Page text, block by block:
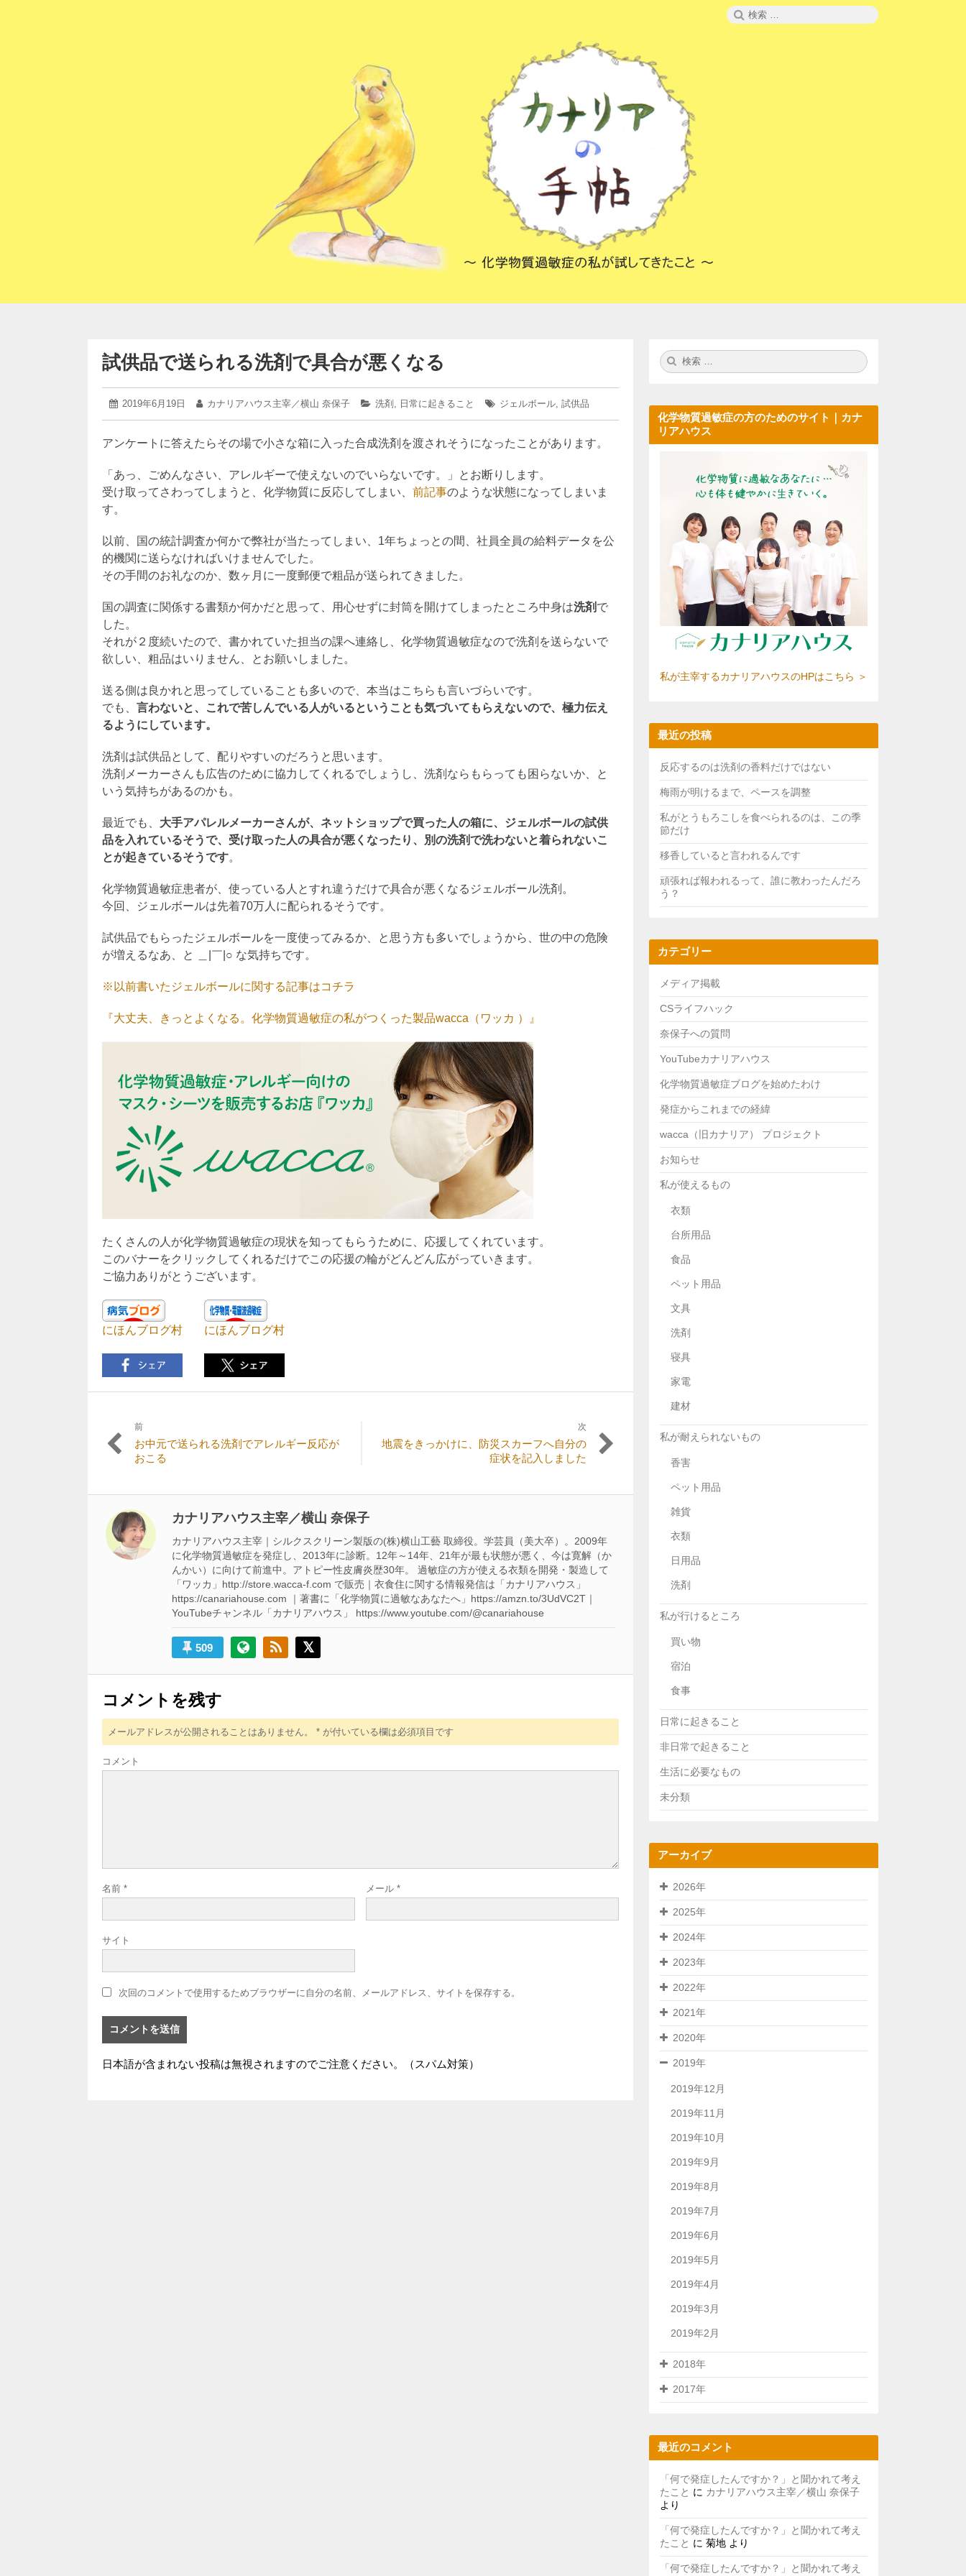
検
索:
試供品で送られる洗剤で具合が悪くなる
投
2019年6月19日
2024
月
16
投
カナリアハウス主宰／横山 奈保子
カ
リ
洗剤 , 日常に起きること
タ
ジェルボール, 試供品
アンケートに答えたらその場で小さな箱に入った合成洗剤を渡されそうになったことがあります。
「あっ、ごめんなさい、アレルギーで使えないのでいらないです。」とお断りします。
受け取ってさわってしまうと、化学物質に反応してしまい、 前記事のような状態になってしまいま
す。
以前、国の統計調査か何かで弊社が当たってしまい、1年ちょっとの間、社員全員の給料データを公
的機関に送らなければいけませんでした。
その手間のお礼なのか、数ヶ月に一度郵便で粗品が送られてきました。
国の調査に関係する書類か何かだと思って、用心せずに封筒を開けてしまったところ中身は洗剤 で
した。
それが２度続いたので、書かれていた担当の課へ連絡し、化学物質過敏症なので洗剤を送らないで
欲しい、粗品はいりません、とお願いしました。
送る側は良かれと思ってしていることも多いので、本当はこちらも言いづらいです。
でも、 言わないと、これで苦しんでいる人がいるということも気づいてもらえないので、極力伝え
るようにしています。
洗剤は試供品として、配りやすいのだろうと思います。
洗剤メーカーさんも広告のために協力してくれるでしょうし、洗剤ならもらっても困らないか、と
いう気持ちがあるのかも。
最近でも、 大手アパレルメーカーさんが、ネットショップで買った人の箱に、ジェルボールの試供
品を入れているそうで、受け取った人の具合が悪くなったり、別の洗剤で洗わないと着られないこ
とが起きているそうです。
化学物質過敏症患者が、使っている人とすれ違うだけで具合が悪くなるジェルボール洗剤。
今回、ジェルボールは先着70万人に配られるそうです。
試供品でもらったジェルボールを一度使ってみるか、と思う方も多いでしょうから、世の中の危険
が増えるなあ、と ＿|￣|○ な気持ちです。
※以前書いたジェルボールに関する記事はコチラ
『大丈夫、きっとよくなる。化学物質過敏症の私がつくった製品wacca（ワッカ ）』
たくさんの人が化学物質過敏症の現状を知ってもらうために、応援してくれています。
このバナーをクリックしてくれるだけでこの応援の輪がどんどん広がっていきます。
ご協力ありがとうございます。
にほんブログ村 にほんブログ村
投
稿
ビ
ゲ
ー
シ
前
前
の
お中元で送られる洗剤でアレルギー反応が
おこる
次
次地震をきっかけに、防災スカーフへ自分の
症状を記入しました
カナリアハウス主宰／横山 奈保子
カナリアハウス主宰｜シルクスクリーン製版の(株)横山工藝 取締役。学芸員（美大卒）。2009年
に化学物質過敏症を発症し、2013年に診断。12年～14年、21年が最も状態が悪く、今は寛解（か
んかい）に向けて前進中。アトピー性皮膚炎歴30年。 過敏症の方が使える衣類を開発・製造して
「ワッカ」http://store.wacca-f.com で販売｜衣食住に関する情報発信は「カナリアハウス」
https://canariahouse.com ｜著書に「化学物質に過敏なあなたへ」https://amzn.to/3UdVC2T｜
YouTubeチャンネル「カナリアハウス」 https://www.youtube.com/@canariahouse
509
コメントを残す
メールアドレスが公開されることはありません。 * が付いている欄は必須項目です
コメント
名前 * メール *
サイト
次回のコメントで使用するためブラウザーに自分の名前、メールアドレス、サイトを保存する。
日本語が含まれない投稿は無視されますのでご注意ください。（スパム対策）
検
索:
化学物質過敏症の方のためのサイト｜カナ
リアハウス
私が主宰するカナリアハウスのHPはこちら ＞
最近の投稿
反応するのは洗剤の香料だけではない
梅雨が明けるまで、ペースを調整
私がとうもろこしを食べられるのは、この季
節だけ
移香していると言われるんです
頑張れば報われるって、誰に教わったんだろ
う？
カテゴリー
メディア掲載
CSライフハック
奈保子への質問
YouTubeカナリアハウス
化学物質過敏症ブログを始めたわけ
発症からこれまでの経緯
wacca（旧カナリア） プロジェクト
お知らせ
私が使えるもの
衣類
台所用品
食品
ペット用品
文具
洗剤
寝具
家電
建材
私が耐えられないもの
香害
ペット用品
雑貨
衣類
日用品
洗剤
私が行けるところ
買い物
宿泊
食事
日常に起きること
非日常で起きること
生活に必要なもの
未分類
アーカイブ
2026年
2025年
2024年
2023年
2022年
2021年
2020年
2019年
2019年12月
2019年11月
2019年10月
2019年9月
2019年8月
2019年7月
2019年6月
2019年5月
2019年4月
2019年3月
2019年2月
2018年
2017年
最近のコメント
「何で発症したんですか？」と聞かれて考え
たこと に カナリアハウス主宰／横山 奈保子
より
「何で発症したんですか？」と聞かれて考え
たこと に 菊地 より
「何で発症したんですか？」と聞かれて考え